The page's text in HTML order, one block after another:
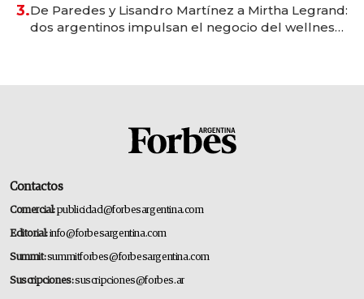
3.De Paredes y Lisandro Martínez a Mirtha Legrand:
dos argentinos impulsan el negocio del wellness
Contactos
Comercial:publicidad@forbesargentina.com
Editorial:info@forbesargentina.com
Summit:summitforbes@forbesargentina.com
Suscripciones:suscripciones@forbes.ar